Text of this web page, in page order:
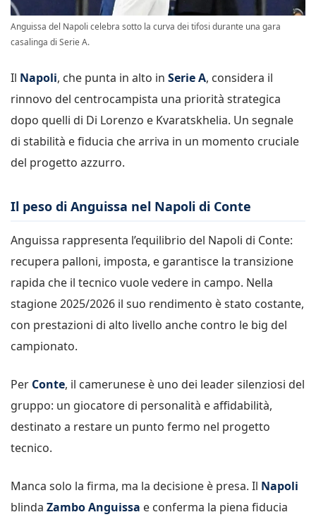
Anguissa del Napoli celebra sotto la curva dei tifosi durante una gara
casalinga di Serie A.
Il Napoli, che punta in alto in Serie A, considera il
rinnovo del centrocampista una priorità strategica
dopo quelli di Di Lorenzo e Kvaratskhelia. Un segnale
di stabilità e fiducia che arriva in un momento cruciale
del progetto azzurro.
Il peso di Anguissa nel Napoli di Conte
Anguissa rappresenta l’equilibrio del Napoli di Conte:
recupera palloni, imposta, e garantisce la transizione
rapida che il tecnico vuole vedere in campo. Nella
stagione 2025/2026 il suo rendimento è stato costante,
con prestazioni di alto livello anche contro le big del
campionato.
Per Conte, il camerunese è uno dei leader silenziosi del
gruppo: un giocatore di personalità e affidabilità,
destinato a restare un punto fermo nel progetto
tecnico.
Manca solo la firma, ma la decisione è presa. Il Napoli
blinda Zambo Anguissa e conferma la piena fiducia